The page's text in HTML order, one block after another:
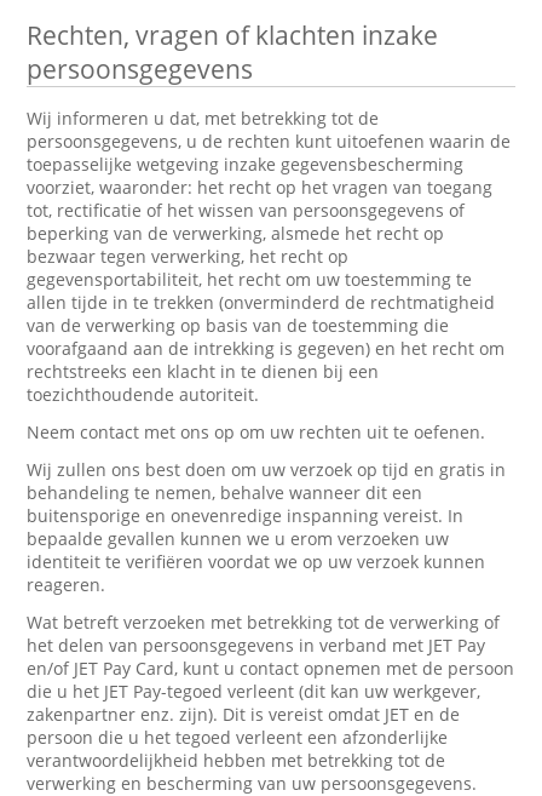
Rechten, vragen of klachten inzake
persoonsgegevens
Wij informeren u dat, met betrekking tot de
persoonsgegevens, u de rechten kunt uitoefenen waarin de
toepasselijke wetgeving inzake gegevensbescherming
voorziet, waaronder: het recht op het vragen van toegang
tot, rectificatie of het wissen van persoonsgegevens of
beperking van de verwerking, alsmede het recht op
bezwaar tegen verwerking, het recht op
gegevensportabiliteit, het recht om uw toestemming te
allen tijde in te trekken (onverminderd de rechtmatigheid
van de verwerking op basis van de toestemming die
voorafgaand aan de intrekking is gegeven) en het recht om
rechtstreeks een klacht in te dienen bij een
toezichthoudende autoriteit.
Neem contact met ons op om uw rechten uit te oefenen.
Wij zullen ons best doen om uw verzoek op tijd en gratis in
behandeling te nemen, behalve wanneer dit een
buitensporige en onevenredige inspanning vereist. In
bepaalde gevallen kunnen we u erom verzoeken uw
identiteit te verifiëren voordat we op uw verzoek kunnen
reageren.
Wat betreft verzoeken met betrekking tot de verwerking of
het delen van persoonsgegevens in verband met JET Pay
en/of JET Pay Card, kunt u contact opnemen met de persoon
die u het JET Pay-tegoed verleent (dit kan uw werkgever,
zakenpartner enz. zijn). Dit is vereist omdat JET en de
persoon die u het tegoed verleent een afzonderlijke
verantwoordelijkheid hebben met betrekking tot de
verwerking en bescherming van uw persoonsgegevens.